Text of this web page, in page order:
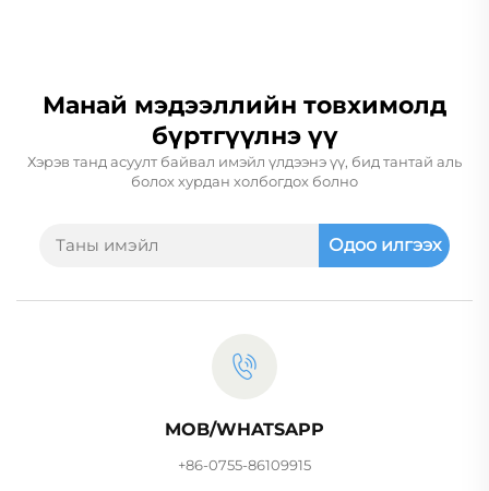
Манай мэдээллийн товхимолд
бүртгүүлнэ үү
Хэрэв танд асуулт байвал имэйл үлдээнэ үү, бид тантай аль
болох хурдан холбогдох болно
Одоо илгээх
MOB/WHATSAPP
+86-0755-86109915